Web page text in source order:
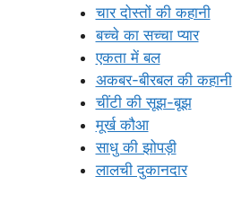
चार दोस्तों की कहानी
बच्चे का सच्चा प्यार
एकता में बल
अकबर-बीरबल की कहानी
चींटी की सूझ-बूझ
मूर्ख कौआ
साधु की झोपड़ी
लालची दुकानदार